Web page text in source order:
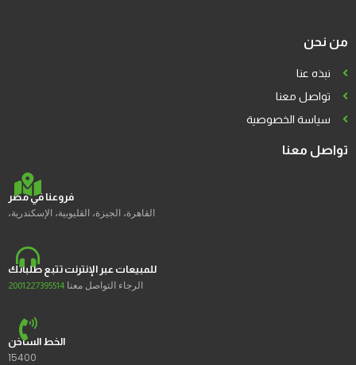
من نحن
نبذه عنا
تواصل معنا
سياسة الخصوصية
تواصل معنا
فروعنا في مصر
القاهرة، الجيزة، القليوبية، الإسكندرية،
للمبيعات عبر الإنترنت تتبع طلباتك
الرجاء التواصل معنا 2001227395514
الخط الساخن
15400